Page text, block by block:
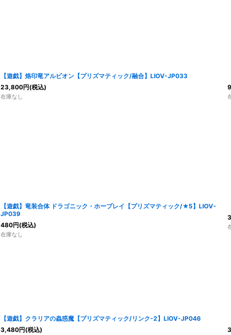
【遊戯】烙印竜アルビオン【プリズマティック/融合】LIOV-JP033
23,800円(税込)
在庫なし
【遊戯】竜装合体 ドラゴニック・ホープレイ【プリズマティック/★5】LIOV-
JP039
480円(税込)
在庫なし
【遊戯】クラリアの蟲惑魔【プリズマティック/リンク-2】LIOV-JP046
3,480円(税込)